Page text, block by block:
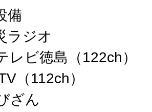
備
ラジオ
レビ徳島（122ch）
（112ch）
ざん